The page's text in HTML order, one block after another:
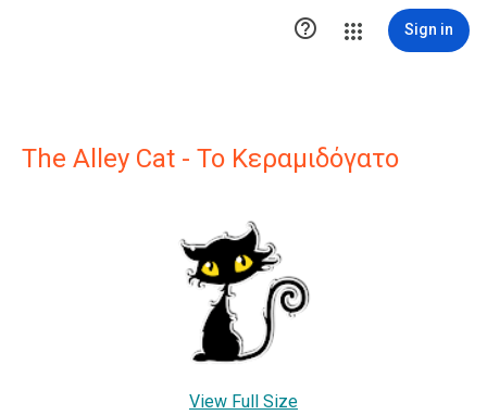
 Sign in
The Alley Cat - Το Κεραμιδόγατο
View Full Size